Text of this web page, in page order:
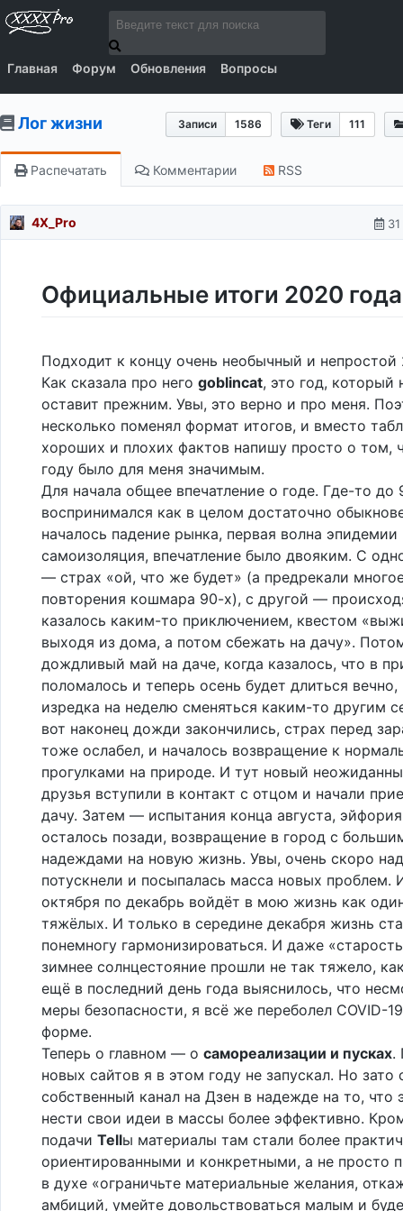
Главная Форум Обновления Вопросы
Записи 1586 Теги 111
Лог жизни
Распечатать Комментарии RSS
4X_Pro
Официальные итоги 2020 года
Подходит к концу очень необычный и непростой
Как сказала про него goblincat, это год, который
оставит прежним. Увы, это верно и про меня.
несколько поменял формат итогов, и вместо
хороших и плохих фактов напишу просто о том,
году было для меня значимым.
Для начала общее впечатление о годе. Где-то до
воспринимался как в целом достаточно
началось падение рынка, первая волна эпидемии
самоизоляция, впечатление было двояким. С
— страх «ой, что же будет» (а предрекали
повторения кошмара 90-х), с другой —
казалось каким-то приключением, квестом
выходя из дома, а потом сбежать на дачу».
дождливый май на даче, когда казалось, что в
поломалось и теперь осень будет длиться
изредка на неделю сменяться каким-то другим
вот наконец дожди закончились, страх перед
тоже ослабел, и началось возвращение к
прогулками на природе. И тут новый
друзья вступили в контакт с отцом и начали
дачу. Затем — испытания конца августа,
осталось позади, возвращение в город с
надеждами на новую жизнь. Увы, очень скоро
потускнели и посыпалась масса новых проблем.
октября по декабрь войдёт в мою жизнь как
тяжёлых. И только в середине декабря жизнь
понемногу гармонизироваться. И даже
зимнее солнцестояние прошли не так тяжело,
ещё в последний день года выяснилось, что
меры безопасности, я всё же переболел COVID-
форме.
Теперь о главном — о самореализации и пусках.
новых сайтов я в этом году не запускал. Но зато
собственный канал на Дзен в надежде на то, что
нести свои идеи в массы более эффективно.
подачи Tellы материалы там стали более
ориентированными и конкретными, а не просто
в духе «ограничьте материальные желания,
амбиций, умейте довольствоваться малым и